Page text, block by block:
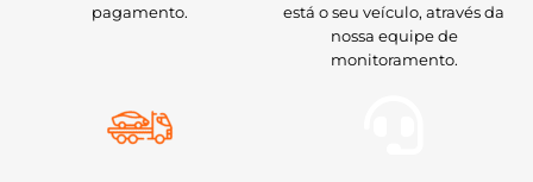
pagamento.
está o seu veículo, através da
nossa equipe de
monitoramento.